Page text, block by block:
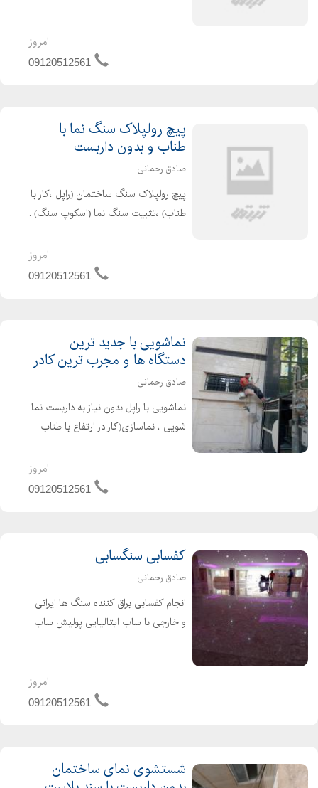
حال باعث جلوگیری از ریزش و افتادن
سنگ است.بهترین زمان پیچ ...
امروز
09120512561
پیچ رولپلاک سنگ نما با
طناب و بدون داربست
صادق رحمانی
پیچ رولپلاک سنگ ساختمان (راپل ،کار با
طناب) ،تثبیت سنگ نما (اسکوپ سنگ) .
مخصوص پشت پیچ (بتونه مخصوص
امروز
09120512561
نماشویی با جدید ترین
دستگاه ها و مجرب ترین کادر
صادق رحمانی
نماشویی با راپل بدون نیاز به داربست نما
شویی ، نماسازی(کار در ارتفاع با طناب
نمای ساختمان بدون داربست یکی از
روش های ارائه خدمات نماشویی و
امروز
09120512561
کفسابی سنگسابی
صادق رحمانی
انجام کفسابی براق کننده سنگ ها ایرانی
و خارجی با ساب ایتالیایی پولیش ساب
سرامیک سنگ راه پله پایگ...
امروز
09120512561
شستشوی نمای ساختمان